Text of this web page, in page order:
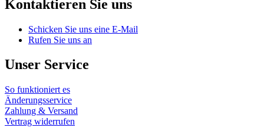
Kontaktieren Sie uns
Schicken Sie uns eine E-Mail
Rufen Sie uns an
Unser Service
So funktioniert es
Änderungsservice
Zahlung & Versand
Vertrag widerrufen